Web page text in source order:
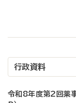
行政資料
令和8年度第2回薬